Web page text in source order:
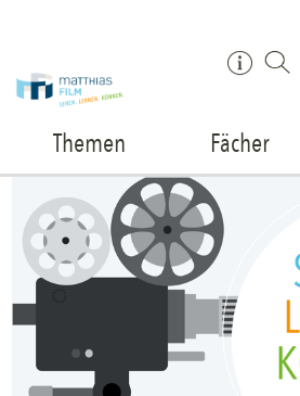
Themen Fächer